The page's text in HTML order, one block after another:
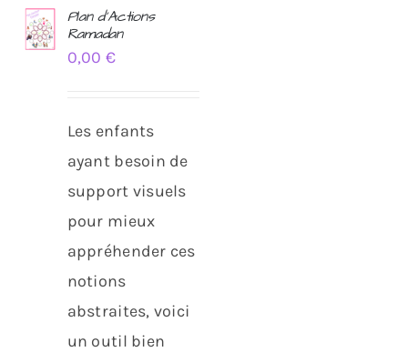
AJOUTER
Plan d’Actions
Ramadan
0,00€
Les enfants
ayant besoin de
support visuels
pour mieux
appréhender ces
notions
abstraites, voici
un outil bien